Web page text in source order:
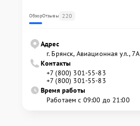
ОбзорОтзывы 220
Адрес
г. Брянск, Авиационная ул., 7А
Контакты
+7 (800) 301-55-83
+7 (800) 301-55-83
Время работы
Работаем с 09:00 до 21:00